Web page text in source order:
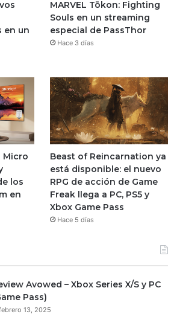
en un
MARVEL Tōkon: Fighting
Souls en un streaming
especial de PassThor
Hace 3 días
Micro
los
en
Beast of Reincarnation ya
está disponible: el nuevo
RPG de acción de Game
Freak llega a PC, PS5 y
Xbox Game Pass
Hace 5 días
Avowed – Xbox Series X/S y PC
Pass)
13, 2025